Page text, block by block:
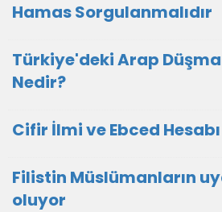
Hamas Sorgulanmalıdır
Türkiye'deki Arap
Nedir?
Cifir İlmi ve Ebced
Filistin Müslümanların
oluyor